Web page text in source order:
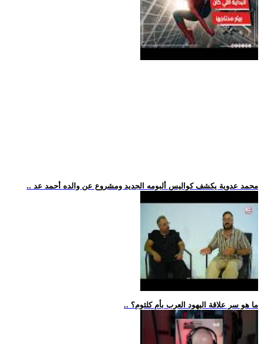
.. محمد عدوية يكشف كواليس ألبومه الجديد ومشروع عن والده أحمد عد
.. ما هو سر علاقة اليهود العرب بأم كلثوم؟